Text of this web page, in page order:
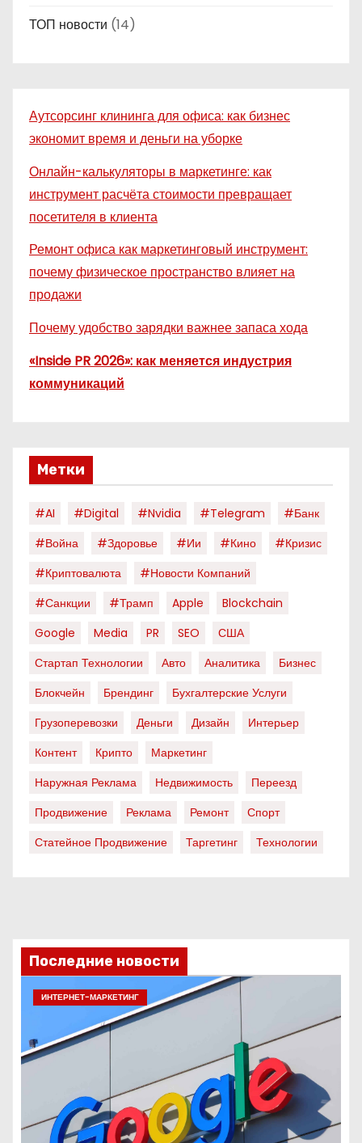
ТОП новости (14)
Аутсорсинг клининга для офиса: как бизнес
экономит время и деньги на уборке
Онлайн-калькуляторы в маркетинге: как
инструмент расчёта стоимости превращает
посетителя в клиента
Ремонт офиса как маркетинговый инструмент:
почему физическое пространство влияет на
продажи
Почему удобство зарядки важнее запаса хода
«Inside PR 2026»: как меняется индустрия
коммуникаций
Метки
#AI #digital #nvidia #telegram
#банк
#война
#здоровье #ии #кино
#кризис
#криптовалюта
#новости Компаний
#санкции
#трамп Apple
Blockchain
Google
Media PR SEO
США
Стартап Технологии
Авто Аналитика
Бизнес
Блокчейн
Брендинг
Бухгалтерские Услуги
Грузоперевозки
Деньги Дизайн
Интерьер
Контент
Крипто
Маркетинг
Наружная Реклама
Недвижимость
Переезд
Продвижение
Реклама Ремонт
Спорт
Статейное Продвижение
Таргетинг Технологии
Последние новости
ИНТЕРНЕТ-МАРКЕТИНГ